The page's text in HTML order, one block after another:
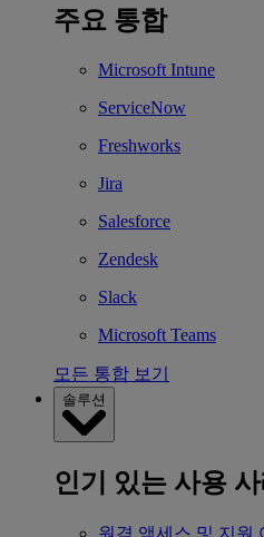
주요 통합
Microsoft Intune
ServiceNow
Freshworks
Jira
Salesforce
Zendesk
Slack
Microsoft Teams
모든 통합 보기
솔루션
인기 있는 사용 사